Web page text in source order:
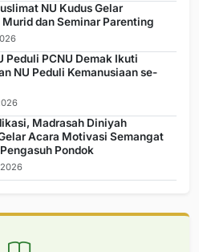
NU Kudus Gelar
dan Seminar Parenting
Peduli PCNU Demak Ikuti
NU Peduli Kemanusiaan se-
Madrasah Diniyah
Acara Motivasi Semangat
Pondok